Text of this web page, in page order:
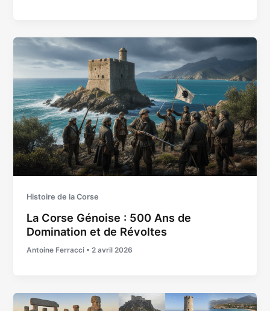
Histoire de la Corse
La Corse Génoise : 500 Ans de
Domination et de Révoltes
Antoine Ferracci •2 avril 2026